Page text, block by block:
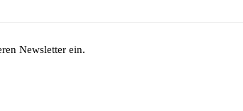
Newsletter ein.